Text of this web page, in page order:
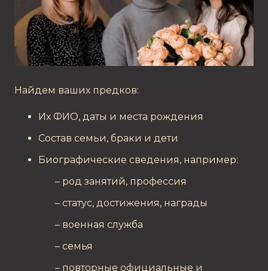
Найдем ваших предков:
Их ФИО, даты и места рождения
Состав семьи, браки и дети
Биографические сведения, например:
род занятий, профессия
статус, достижения, награды
военная служба
семья
повторные официальные и